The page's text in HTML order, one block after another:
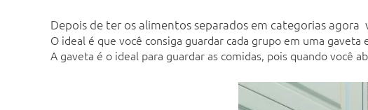
Depois de ter os alimentos separados em categorias agora
O ideal é que você consiga guardar cada grupo em uma
A gaveta é o ideal para guardar as comidas, pois quando você